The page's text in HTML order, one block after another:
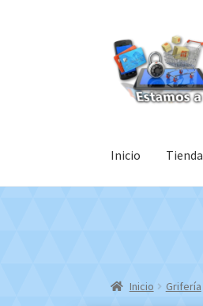
Ir
a
la
navegación
Ir
al
contenido
Inicio Tienda
Inicio Grifería